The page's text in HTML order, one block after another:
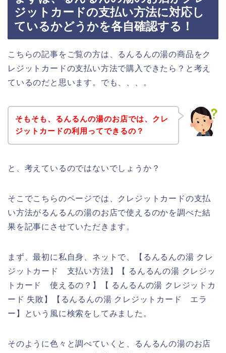
ジットカードの支払い方法に対応し
ているかどうかを各自確認する！
こちらの記事をご覧の方は、るんるんの湯の商品をク
レジットカードの支払い方法で購入できたら？と考え
ているのだと思います。でも、、、。
そもそも、るんるんの湯のお店では、クレ
ジットカードの利用ってできるの？
と、考えているのではないでしょうか？
そこでこちらのページでは、クレジットカードの支払
い方法がるんるんの湯のお店で使えるのかを調べた結
果を記事にさせていただきます。
まず、最初に私自身、ネットで、【るんるんの湯 クレ
ジットカード 支払い方法】【 るんるんの湯 クレジッ
トカード 使えるの？】【 るんるんの湯 クレジットカ
ード 失敗】【るんるんの湯 クレジットカード エラ
ー】という風に検索をしてみました。
そのように色々と調べていくと、るんるんの湯のお店